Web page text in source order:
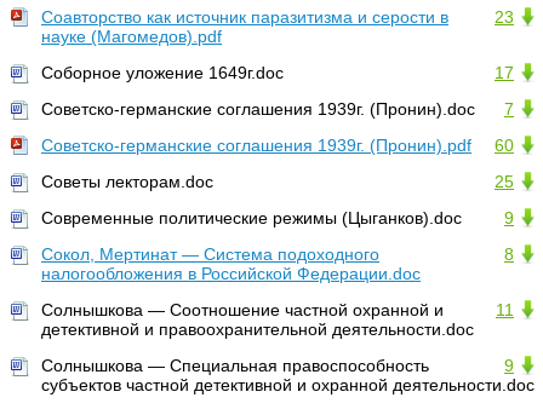
23
Соавторство как источник паразитизма и серости в
науке (Магомедов).pdf
17
Соборное уложение 1649г.doc
7
Советско-германские соглашения 1939г. (Пронин).doc
60
Советско-германские соглашения 1939г. (Пронин).pdf
25
Советы лекторам.doc
9
Современные политические режимы (Цыганков).doc
8
Сокол, Мертинат — Система подоходного
налогообложения в Российской Федерации.doc
11
Солнышкова — Соотношение частной охранной и
детективной и правоохранительной деятельности.doc
9
Солнышкова — Специальная правоспособность
субъектов частной детективной и охранной деятельности.doc